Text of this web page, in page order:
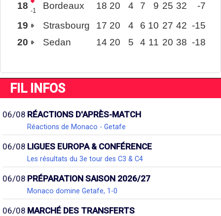
18 -1 Bordeaux 18 20 4 7 9 25 32
-7
19
Strasbourg 17 20 4 6 10 27 42 -15
20
Sedan 14 20 5 4 11 20 38 -18
FIL INFOS
06/08 RÉACTIONS D'APRÈS-MATCH
Réactions de Monaco - Getafe
06/08 LIGUES EUROPA & CONFÉRENCE
Les résultats du 3e tour des C3 & C4
06/08 PRÉPARATION SAISON 2026/27
Monaco domine Getafe, 1-0
06/08 MARCHÉ DES TRANSFERTS